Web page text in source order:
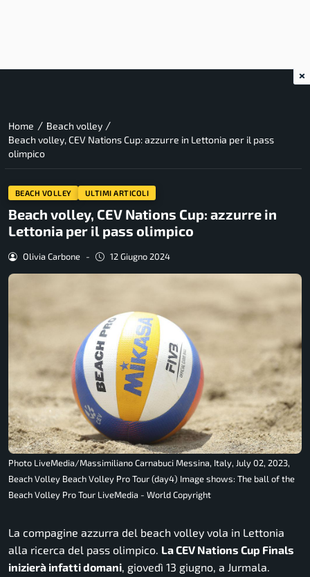
Home / Beach volley /
Beach volley, CEV Nations Cup: azzurre in Lettonia per il pass
olimpico
BEACH VOLLEY ULTIMI ARTICOLI
Beach volley, CEV Nations Cup: azzurre in
Lettonia per il pass olimpico
Olivia Carbone - 12 Giugno 2024
Photo LiveMedia/Massimiliano Carnabuci Messina, Italy, July 02, 2023,
Beach Volley Beach Volley Pro Tour (day4) Image shows: The ball of the
Beach Volley Pro Tour LiveMedia - World Copyright
La compagine azzurra del beach volley vola in Lettonia
alla ricerca del pass olimpico. La CEV Nations Cup Finals
inizierà infatti domani, giovedì 13 giugno, a Jurmala.
×